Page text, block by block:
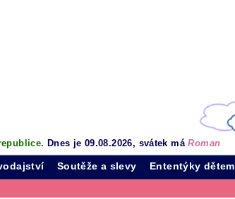
Dnes je 09.08.2026, svátek máRoman
Soutěže a slevy Ententýky dětem